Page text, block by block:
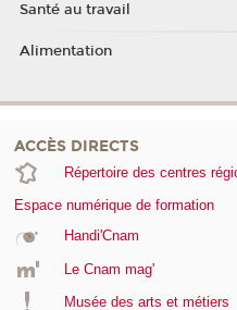
Santé au travail
Alimentation
ACCÈS DIRECTS
Répertoire des centres
Espace numérique de formation
Handi'Cnam
Le Cnam mag'
Musée des arts et métiers